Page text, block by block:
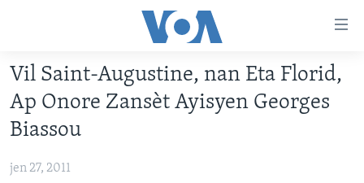
Skip
main
content
to
LÈZETAZINI
ENTÈNASYONAL
Vil Saint-Augustine, nan Eta Florid,
Ap Onore Zansèt Ayisyen Georges
Biassou
jen 27, 2011